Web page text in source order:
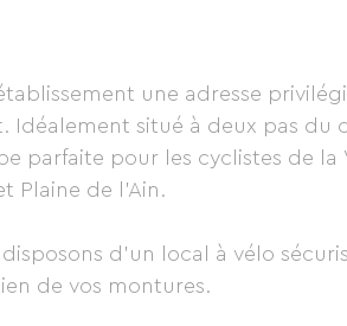
une adresse
Idéalement situé à deux pas du
parfaite pour les cyclistes de la
Plaine de l'Ain.
disposons d'un local à vélo
de vos montures.